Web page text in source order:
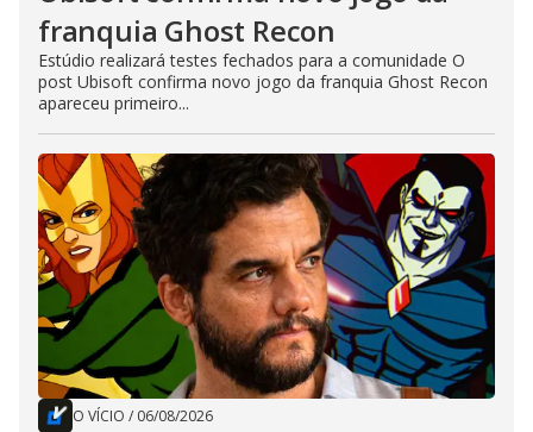
franquia Ghost Recon
Estúdio realizará testes fechados para a comunidade O
post Ubisoft confirma novo jogo da franquia Ghost Recon
apareceu primeiro...
O VÍCIO / 06/08/2026